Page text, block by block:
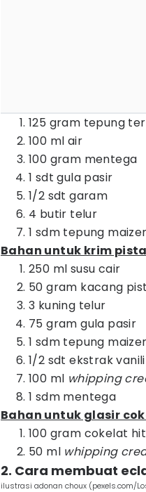
125 gram tepung
100 ml air
100 gram mentega
1 sdt gula pasir
1/2 sdt garam
4 butir telur
1 sdm tepung
Bahan untuk krim
250 ml susu cair
50 gram kacang
3 kuning telur
75 gram gula pasir
1 sdm tepung
1/2 sdt ekstrak vanili
100 ml whipping
1 sdm mentega
Bahan untuk glasir
100 gram cokelat
50 ml whipping
2. Cara membuat
ilustrasi adonan choux (pexels.com/